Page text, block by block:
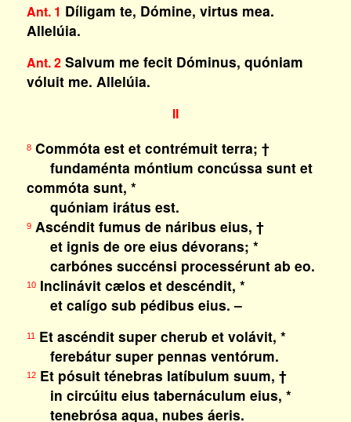
Ant. 1 Díligam te, Dómine, virtus mea.
Allelúia.
Ant. 2Salvum me fecit Dóminus, quóniam
vóluit me. Allelúia.
II
8Commóta est et contrémuit terra; †
fundaménta móntium concússa sunt et
commóta sunt, *
quóniam irátus est.
9Ascéndit fumus de náribus eius, †
et ignis de ore eius dévorans; *
carbónes succénsi processérunt ab eo.
10Inclinávit cælos et descéndit, *
et calígo sub pédibus eius. –
11Et ascéndit super cherub et volávit, *
ferebátur super pennas ventórum.
12Et pósuit ténebras latíbulum suum, †
in circúitu eius tabernáculum eius, *
tenebrósa aqua, nubes áeris.